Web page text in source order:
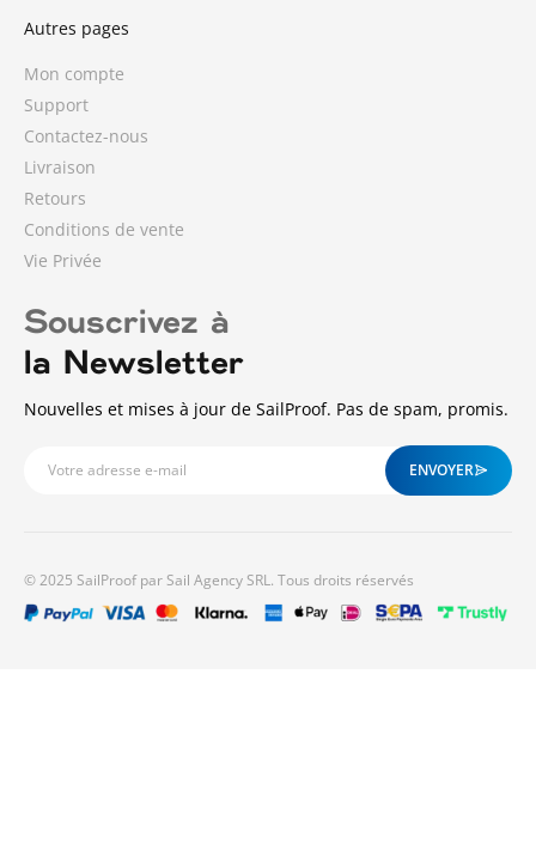
Autres pages
Mon compte
Support
Contactez-nous
Livraison
Retours
Conditions de vente
Vie Privée
Souscrivez à
la Newsletter
Nouvelles et mises à jour de SailProof. Pas de spam, promis.
ENVOYER
© 2025 SailProof par Sail Agency SRL. Tous droits réservés